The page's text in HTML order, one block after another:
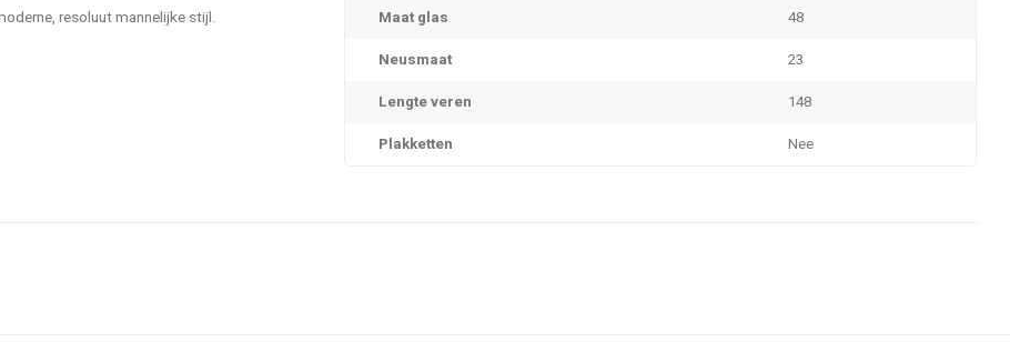
resoluut mannelijke stijl.
Maat glas
48
Neusmaat
23
Lengte veren
148
Plakketten
Nee